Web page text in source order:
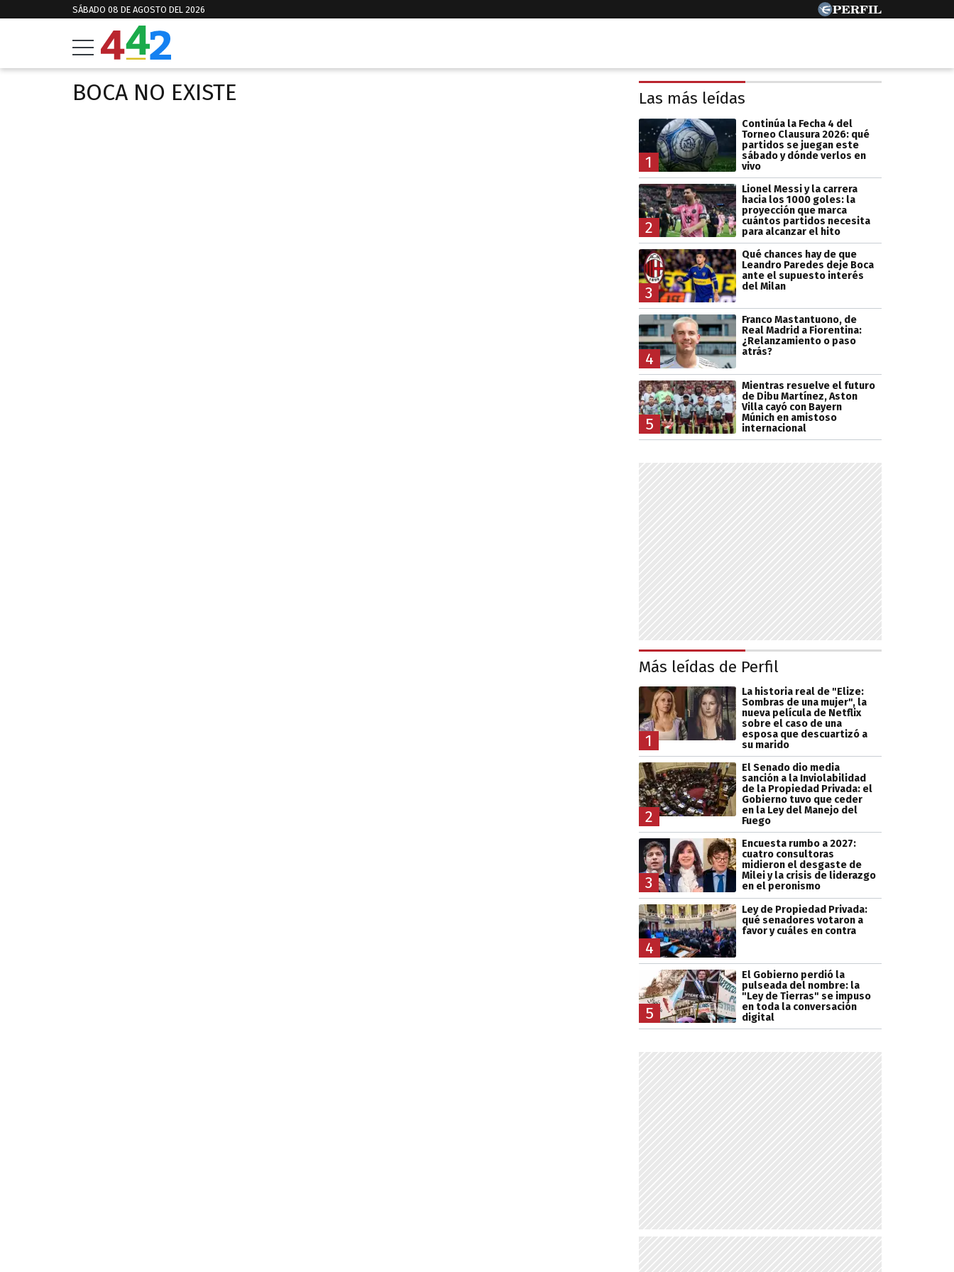
SÁBADO 08 DE AGOSTO DEL 2026
BOCA NO EXISTE Las más leídas
1
Continúa la Fecha 4 del
Torneo Clausura 2026: qué
partidos se juegan este
sábado y dónde verlos en
vivo
2
Lionel Messi y la carrera
hacia los 1000 goles: la
proyección que marca
cuántos partidos necesita
para alcanzar el hito
3
Qué chances hay de que
Leandro Paredes deje Boca
ante el supuesto interés
del Milan
4
Franco Mastantuono, de
Real Madrid a Fiorentina:
¿Relanzamiento o paso
atrás?
5
Mientras resuelve el futuro
de Dibu Martínez, Aston
Villa cayó con Bayern
Múnich en amistoso
internacional
Más leídas de Perfil
1
La historia real de "Elize:
Sombras de una mujer", la
nueva película de Netflix
sobre el caso de una
esposa que descuartizó a
su marido
2
El Senado dio media
sanción a la Inviolabilidad
de la Propiedad Privada: el
Gobierno tuvo que ceder
en la Ley del Manejo del
Fuego
3
Encuesta rumbo a 2027:
cuatro consultoras
midieron el desgaste de
Milei y la crisis de liderazgo
en el peronismo
4
Ley de Propiedad Privada:
qué senadores votaron a
favor y cuáles en contra
5
El Gobierno perdió la
pulseada del nombre: la
"Ley de Tierras" se impuso
en toda la conversación
digital